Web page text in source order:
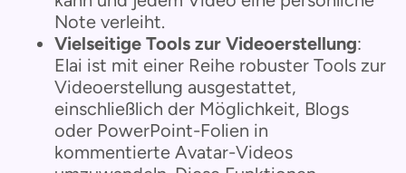
Note verleiht.
Vielseitige Tools zur Videoerstellung:
Elai ist mit einer Reihe robuster Tools zur
Videoerstellung ausgestattet,
einschließlich der Möglichkeit, Blogs
oder PowerPoint-Folien in
kommentierte Avatar-Videos